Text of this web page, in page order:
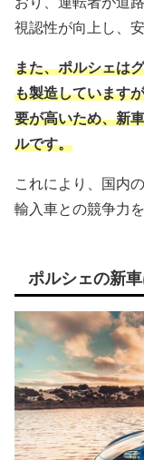
視認性が向上し、
また、ポルシェは
も製造しています
要が高いため、新
ルです。
これにより、国内
輸入車との競争力
ポルシェの新